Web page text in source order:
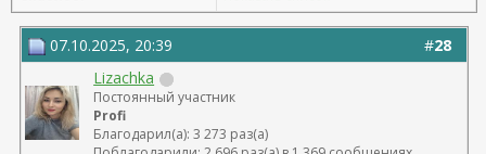
#28
07.10.2025, 20:39
Lizachka
Постоянный участник
Profi
Благодарил(а): 3 273 раз(а)